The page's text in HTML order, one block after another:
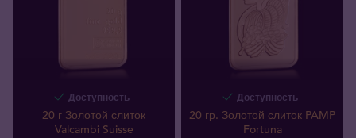
Доступность
20 г Золотой слиток
Valcambi Suisse
Доступность
20 гр. Золотой слиток PAMP
Fortuna